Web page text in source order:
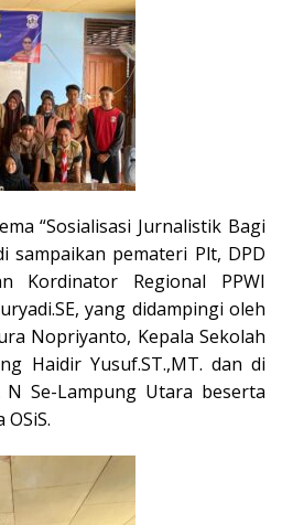
“Sosialisasi Jurnalistik Bagi
sampaikan pemateri Plt, DPD
Kordinator Regional PPWI
yang didampingi oleh
Nopriyanto, Kepala Sekolah
Haidir Yusuf.ST.,MT. dan di
Se-Lampung Utara beserta